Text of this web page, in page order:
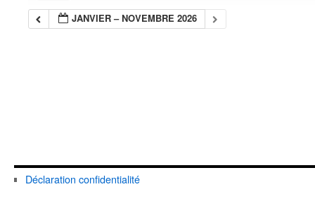
JANVIER – NOVEMBRE 2026
Déclaration confidentialité